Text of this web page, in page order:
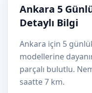
Ankara 5
Detaylı Bilgi
Ankara için 5
modellerine
parçalı bulutlu.
saatte 7 km.